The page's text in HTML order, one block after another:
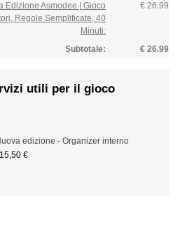
Edizione Asmodee | Gioco
Regole Semplificate, 40
Minuti:
€ 26.99
Subtotale: € 26.99
utili per il gioco
edizione - Organizer interno
15,50 €